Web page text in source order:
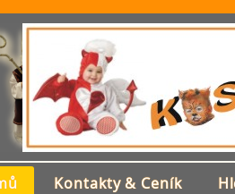
Kontakty & Ceník